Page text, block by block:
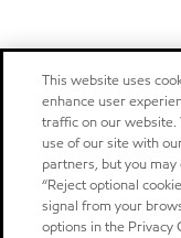
This website uses
enhance user
traffic on our
use of our site with
partners, but you
“Reject optional
signal from your
options in the Privacy